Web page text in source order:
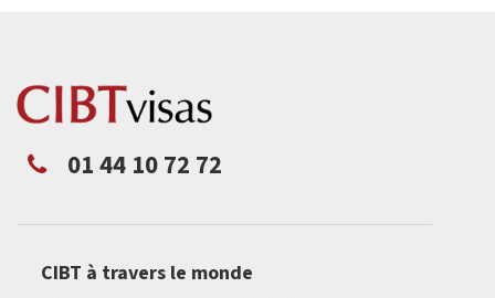
01 44 10 72 72
CIBT à travers le monde